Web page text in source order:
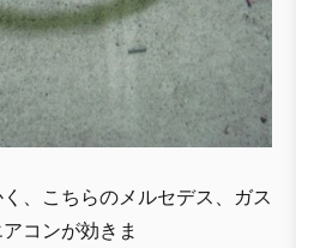
、こちらのメルセデス、ガス
コンが効きま